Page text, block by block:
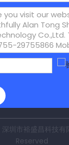
深圳市裕盛昌科技
Reserved